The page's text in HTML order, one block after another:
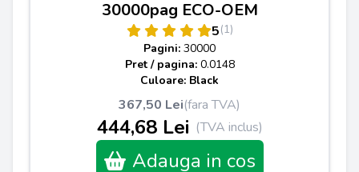
30000pag ECO-OEM
5(1)
Pagini: 30000
Pret / pagina: 0.0148
Culoare: Black
367,50 Lei(fara TVA)
444,68 Lei (TVA inclus)
Adauga in cos